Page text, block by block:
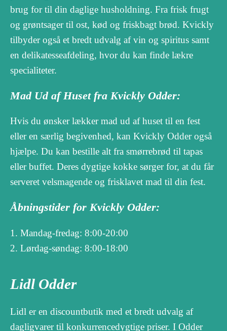
brug for til din daglige husholdning. Fra frisk frugt
og grøntsager til ost, kød og friskbagt brød. Kvickly
tilbyder også et bredt udvalg af vin og spiritus samt
en delikatesseafdeling, hvor du kan finde lækre
specialiteter.
Mad Ud af Huset fra Kvickly Odder:
Hvis du ønsker lækker mad ud af huset til en fest
eller en særlig begivenhed, kan Kvickly Odder også
hjælpe. Du kan bestille alt fra smørrebrød til tapas
eller buffet. Deres dygtige kokke sørger for, at du får
serveret velsmagende og frisklavet mad til din fest.
Åbningstider for Kvickly Odder:
Mandag-fredag: 8:00-20:00
Lørdag-søndag: 8:00-18:00
Lidl Odder
Lidl er en discountbutik med et bredt udvalg af
dagligvarer til konkurrencedygtige priser. I Odder